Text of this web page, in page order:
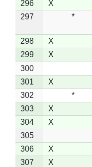
296
X
297
*
298
X
299
X
300
301
X
302
*
303
X
304
X
305
306
X
307
X